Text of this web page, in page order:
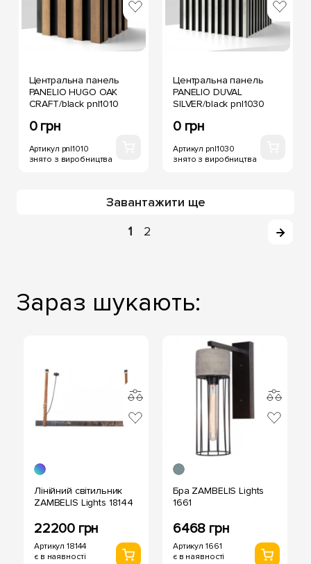
Центральна панель
PANELIO HUGO OAK
CRAFT/black pnl1010
0 грн
Артикул pnl1010
знято з виробництва
Центральна панель
PANELIO DUVAL
SILVER/black pnl1030
0 грн
Артикул pnl1030
знято з виробництва
Завантажити ще
1
2
Зараз шукають:
Лінійний світильник
ZAMBELIS Lights 18144
22200 грн
Артикул 18144
є в наявності
Бра ZAMBELIS Lights
1661
6468 грн
Артикул 1661
є в наявності